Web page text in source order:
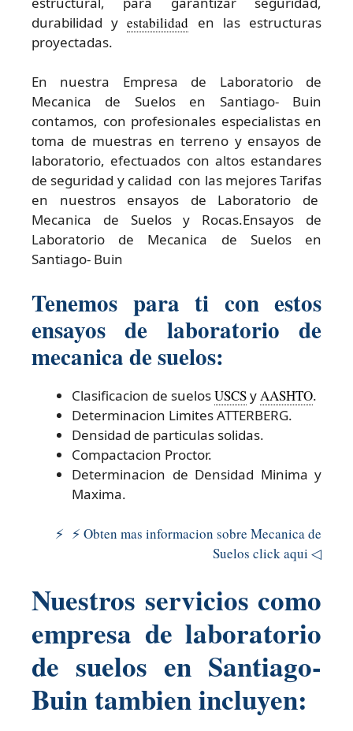
durabilidad yestabilidad en las estructuras
proyectadas.
En nuestra Empresa de Laboratorio de
Mecanica de Suelos en Santiago- Buin
contamos, con profesionales especialistas en
toma de muestras en terreno y ensayos de
laboratorio, efectuados con altos estandares
de seguridad y calidad con las mejores Tarifas
en nuestros ensayos de Laboratorio de
Mecanica de Suelos y Rocas.Ensayos de
Laboratorio de Mecanica de Suelos en
Santiago- Buin
Tenemos para ti con estos
ensayos de laboratorio de
mecanica de suelos:
Clasificacion de suelosUSCSy AASHTO.
Determinacion Limites ATTERBERG.
Densidad de particulas solidas.
Compactacion Proctor.
Determinacion de Densidad Minima y
Maxima.
⚡ ⚡ Obten mas informacion sobre Mecanica de
Suelos click aqui ◁
Nuestros servicios como
empresa de laboratorio
de suelos en Santiago-
Buin tambien incluyen: